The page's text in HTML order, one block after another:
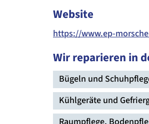
Website
https://www.ep-
Wir reparieren in
Bügeln und
Kühlgeräte und